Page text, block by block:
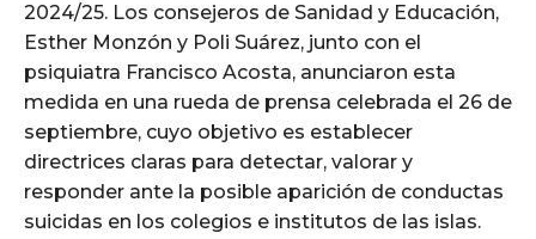
2024/25. Los consejeros de Sanidad y Educación,
Esther Monzón y Poli Suárez, junto con el
psiquiatra Francisco Acosta, anunciaron esta
medida en una rueda de prensa celebrada el 26 de
septiembre, cuyo objetivo es establecer
directrices claras para detectar, valorar y
responder ante la posible aparición de conductas
suicidas en los colegios e institutos de las islas.